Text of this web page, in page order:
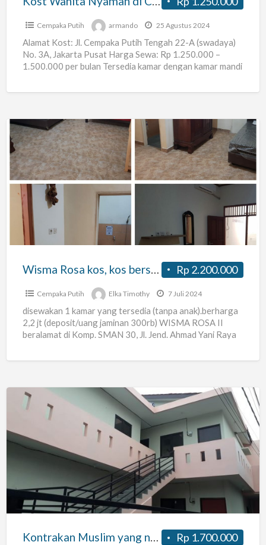
Cempaka Putih armando 25 Agustus 2024
Alamat Kost: Jl. Cempaka Putih Tengah 22-A (swadaya)
No. 3A, Jakarta Pusat Harga Sewa: Rp 1.250.000 –
1.500.000 per bulan Tersedia kamar dengan kamar mandi
Wisma
Rosa
kos,
kos
bersih,
asri,
nyaman
aman,
boleh
suami
istri,
akses
Rp 2.200.000
Cempaka Putih Elka Timothy 7 Juli 2024
disewakan 1 kamar yang tersedia (tanpa anak).berharga
2,2 jt (deposit/uang jaminan 300rb) WISMA ROSA II
beralamat di Komp. SMAN 30, Jl. Jend. Ahmad Yani Raya
Kontrakan
Muslim
yang
Rp 1.700.000
Kontrakan Muslim yang nyaman dan Asri